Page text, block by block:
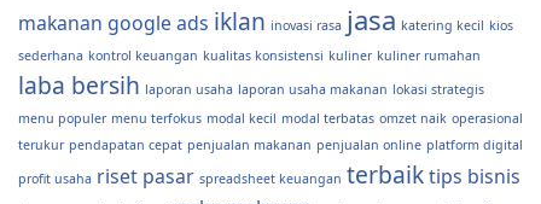
makanan google ads iklan inovasi rasa jasa katering kecil kios
sederhana kontrol keuangan kualitas konsistensi kuliner kuliner rumahan
laba bersih laporan usaha laporan usaha makanan lokasi strategis
menu populer menu terfokus modal kecil modal terbatas omzet naik operasional
terukur pendapatan cepat penjualan makanan penjualan online platform digital
profit usaha riset pasar spreadsheet keuangan terbaiktips bisnis